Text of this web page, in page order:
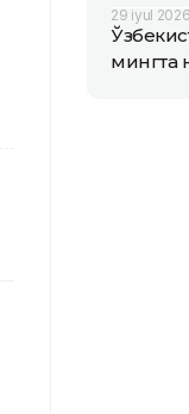
29 iyul
мингта